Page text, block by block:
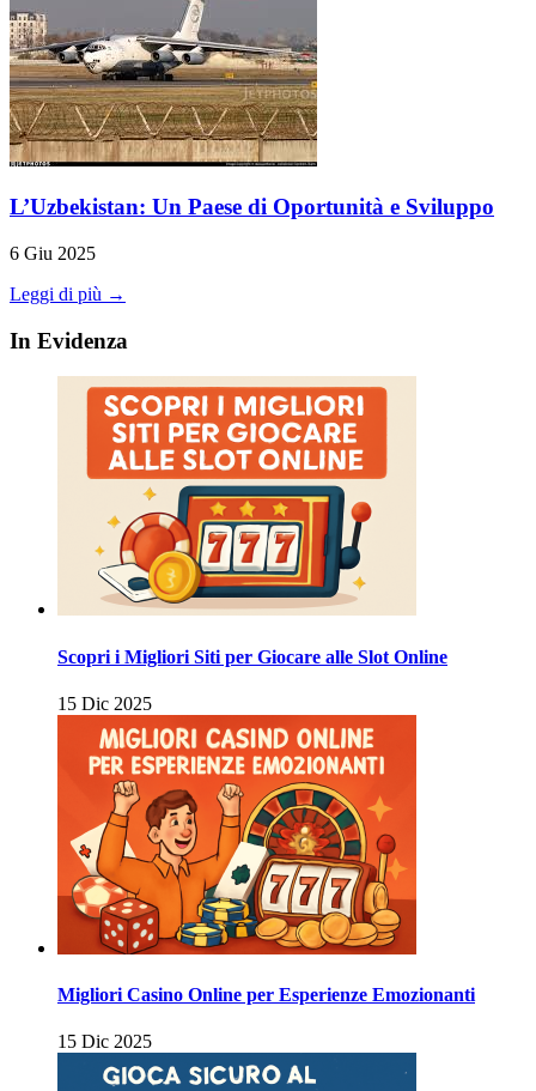
L’Uzbekistan: Un Paese di Oportunità e Sviluppo
6 Giu 2025
Leggi di più →
In Evidenza
Scopri i Migliori Siti per Giocare alle Slot Online
15 Dic 2025
Migliori Casino Online per Esperienze Emozionanti
15 Dic 2025